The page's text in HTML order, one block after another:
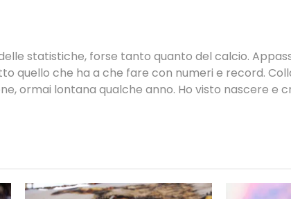
statistiche, forse tanto quanto del calcio.
quello che ha a che fare con numeri e record.
ormai lontana qualche anno. Ho visto nascere e